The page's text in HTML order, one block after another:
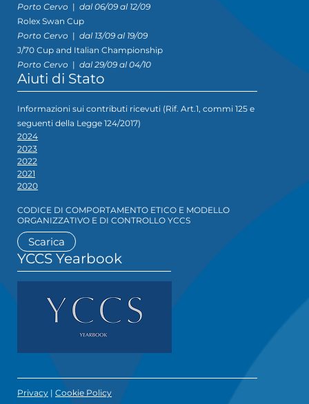
Porto Cervo | dal 06/09 al 12/09
Rolex Swan Cup
Porto Cervo | dal 13/09 al 19/09
J/70 Cup and Italian Championship
Porto Cervo | dal 29/09 al 04/10
Aiuti di Stato
Informazioni sui contributi ricevuti (Rif. Art.1, commi 125 e
seguenti della Legge 124/2017)
2024
2023
2022
2021
2020
CODICE DI COMPORTAMENTO ETICO E MODELLO
ORGANIZZATIVO E DI CONTROLLO YCCS
Scarica
YCCS Yearbook
Privacy | Cookie Policy